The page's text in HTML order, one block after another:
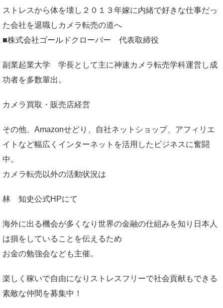
ストレスから体を壊し２０１３年嫁に内緒で好きな仕事だっ
た会社を退職しカメラ転売の道へ
■株式会社ゴールドクローバー 代表取締役
副業起業大学 学長として主に神速カメラ転売学科運営し成
功者を多数輩出。
カメラ買取・販売店経営
その他、Amazonせどり、自社ネットショップ、アフィリエ
イトなど幅広くインターネットを活用したビジネスに奮闘
中。
カメラ転売以外の活動状況は
林 知史公式HPにて
海外に出る機会が多くなり世界の金融の仕組みを知り日本人
は損をしていることを伝えるため
お金の勉強会なども主催。
楽しく稼いで自由になりストレスフリーで社会貢献もできる
素敵な仲間を募集中！